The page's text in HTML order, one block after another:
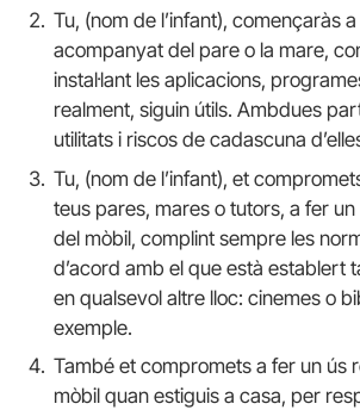
Tu, (nom de l’infant), començaràs
acompanyat del pare o la mare,
instal·lant les aplicacions,
realment, siguin útils. Ambdues
utilitats i riscos de cadascuna
Tu, (nom de l’infant), et
teus pares, mares o tutors, a fer
del mòbil, complint sempre les
d’acord amb el que està establert
en qualsevol altre lloc: cinemes o
exemple.
També et compromets a fer un ús
mòbil quan estiguis a casa, per